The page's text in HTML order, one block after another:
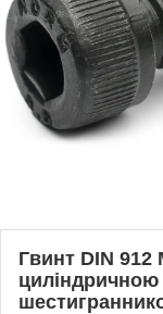
Гвинт DIN 912
циліндричною